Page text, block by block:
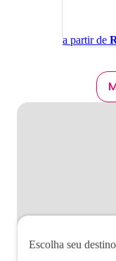
a partir de
Escolha seu destino